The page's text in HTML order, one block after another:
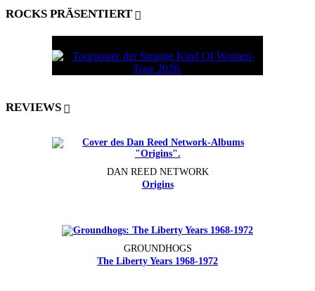
ROCKS PRÄSENTIERT
REVIEWS
DAN REED NETWORK
Origins
GROUNDHOGS
The Liberty Years 1968-1972